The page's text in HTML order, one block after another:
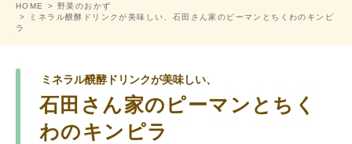
HOME
野菜のおかず
ミネラル醗酵ドリンクが美味しい、石田さん家のピーマンとちくわのキンピ
ラ
ミネラル醗酵ドリンクが美味しい、
石田さん家のピーマンとちく
わのキンピラ